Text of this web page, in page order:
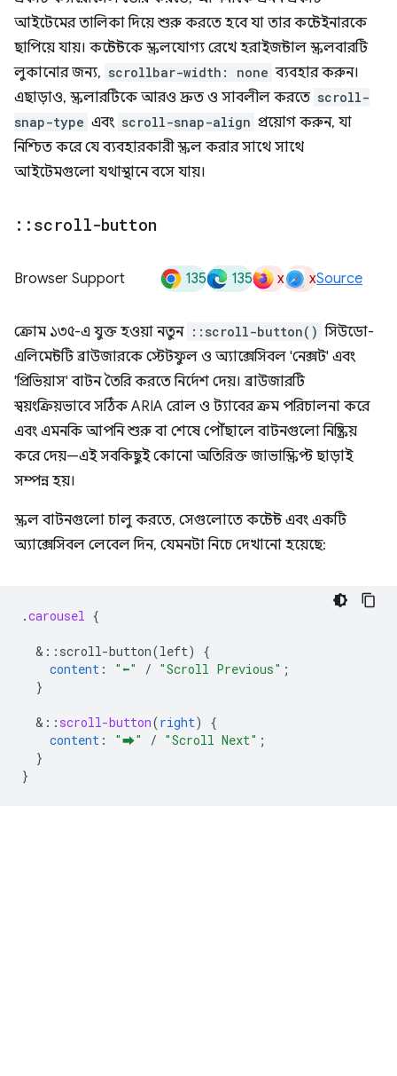
আইটেমের তালিকা দিয়ে শুরু করতে হবে যা তার কন্টেইনারকে
ছাপিয়ে যায়। কন্টেন্টকে স্ক্রলযোগ্য রেখে হরাইজন্টাল স্ক্রলবারটি
লুকানোর জন্য, scrollbar-width: none ব্যবহার করুন।
এছাড়াও, স্ক্রলারটিকে আরও দ্রুত ও সাবলীল করতে scroll-
snap-type এবং scroll-snap-align প্রয়োগ করুন, যা
নিশ্চিত করে যে ব্যবহারকারী স্ক্রল করার সাথে সাথে
আইটেমগুলো যথাস্থানে বসে যায়।
:: scroll-button
Browser Support 135 135 x xSource
ক্রোম ১৩৫-এ যুক্ত হওয়া নতুন ::scroll-button() সিউডো-
এলিমেন্টটি ব্রাউজারকে স্টেটফুল ও অ্যাক্সেসিবল 'নেক্সট' এবং
'প্রিভিয়াস' বাটন তৈরি করতে নির্দেশ দেয়। ব্রাউজারটি
স্বয়ংক্রিয়ভাবে সঠিক ARIA রোল ও ট্যাবের ক্রম পরিচালনা করে
এবং এমনকি আপনি শুরু বা শেষে পৌঁছালে বাটনগুলো নিষ্ক্রিয়
করে দেয়—এই সবকিছুই কোনো অতিরিক্ত জাভাস্ক্রিপ্ট ছাড়াই
সম্পন্ন হয়।
স্ক্রল বাটনগুলো চালু করতে, সেগুলোতে কন্টেন্ট এবং একটি
অ্যাক্সেসিবল লেবেল দিন, যেমনটা নিচে দেখানো হয়েছে:
.carousel {
& ::scroll-button(left)
{
content : "⬅" / "Scroll Previous" ;
}
& :: scroll-button(right)
{
content : "⮕" / "Scroll Next" ;
}
}